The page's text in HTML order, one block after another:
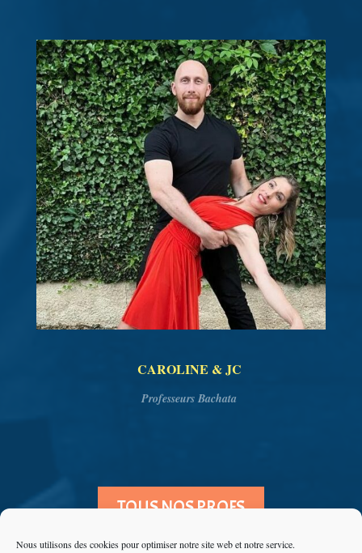
Nous utilisons des cookies pour optimiser notre site web et notre service.
CAROLINE & JC
Professeurs Bachata
TOUS NOS PROFS